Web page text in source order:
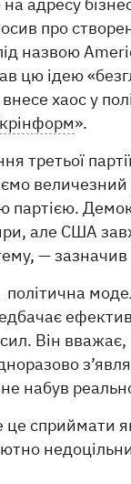
про
назвою
цю ідею
хаос у
».
третьої
величезний
партією.
але США
—
політична
Він вважає,
набув
сприймати